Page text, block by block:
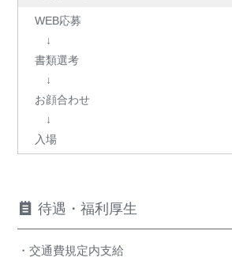
WEB応募
↓
書類選考
↓
お顔合わせ
↓
入場
待遇・福利厚生
・交通費規定内支給